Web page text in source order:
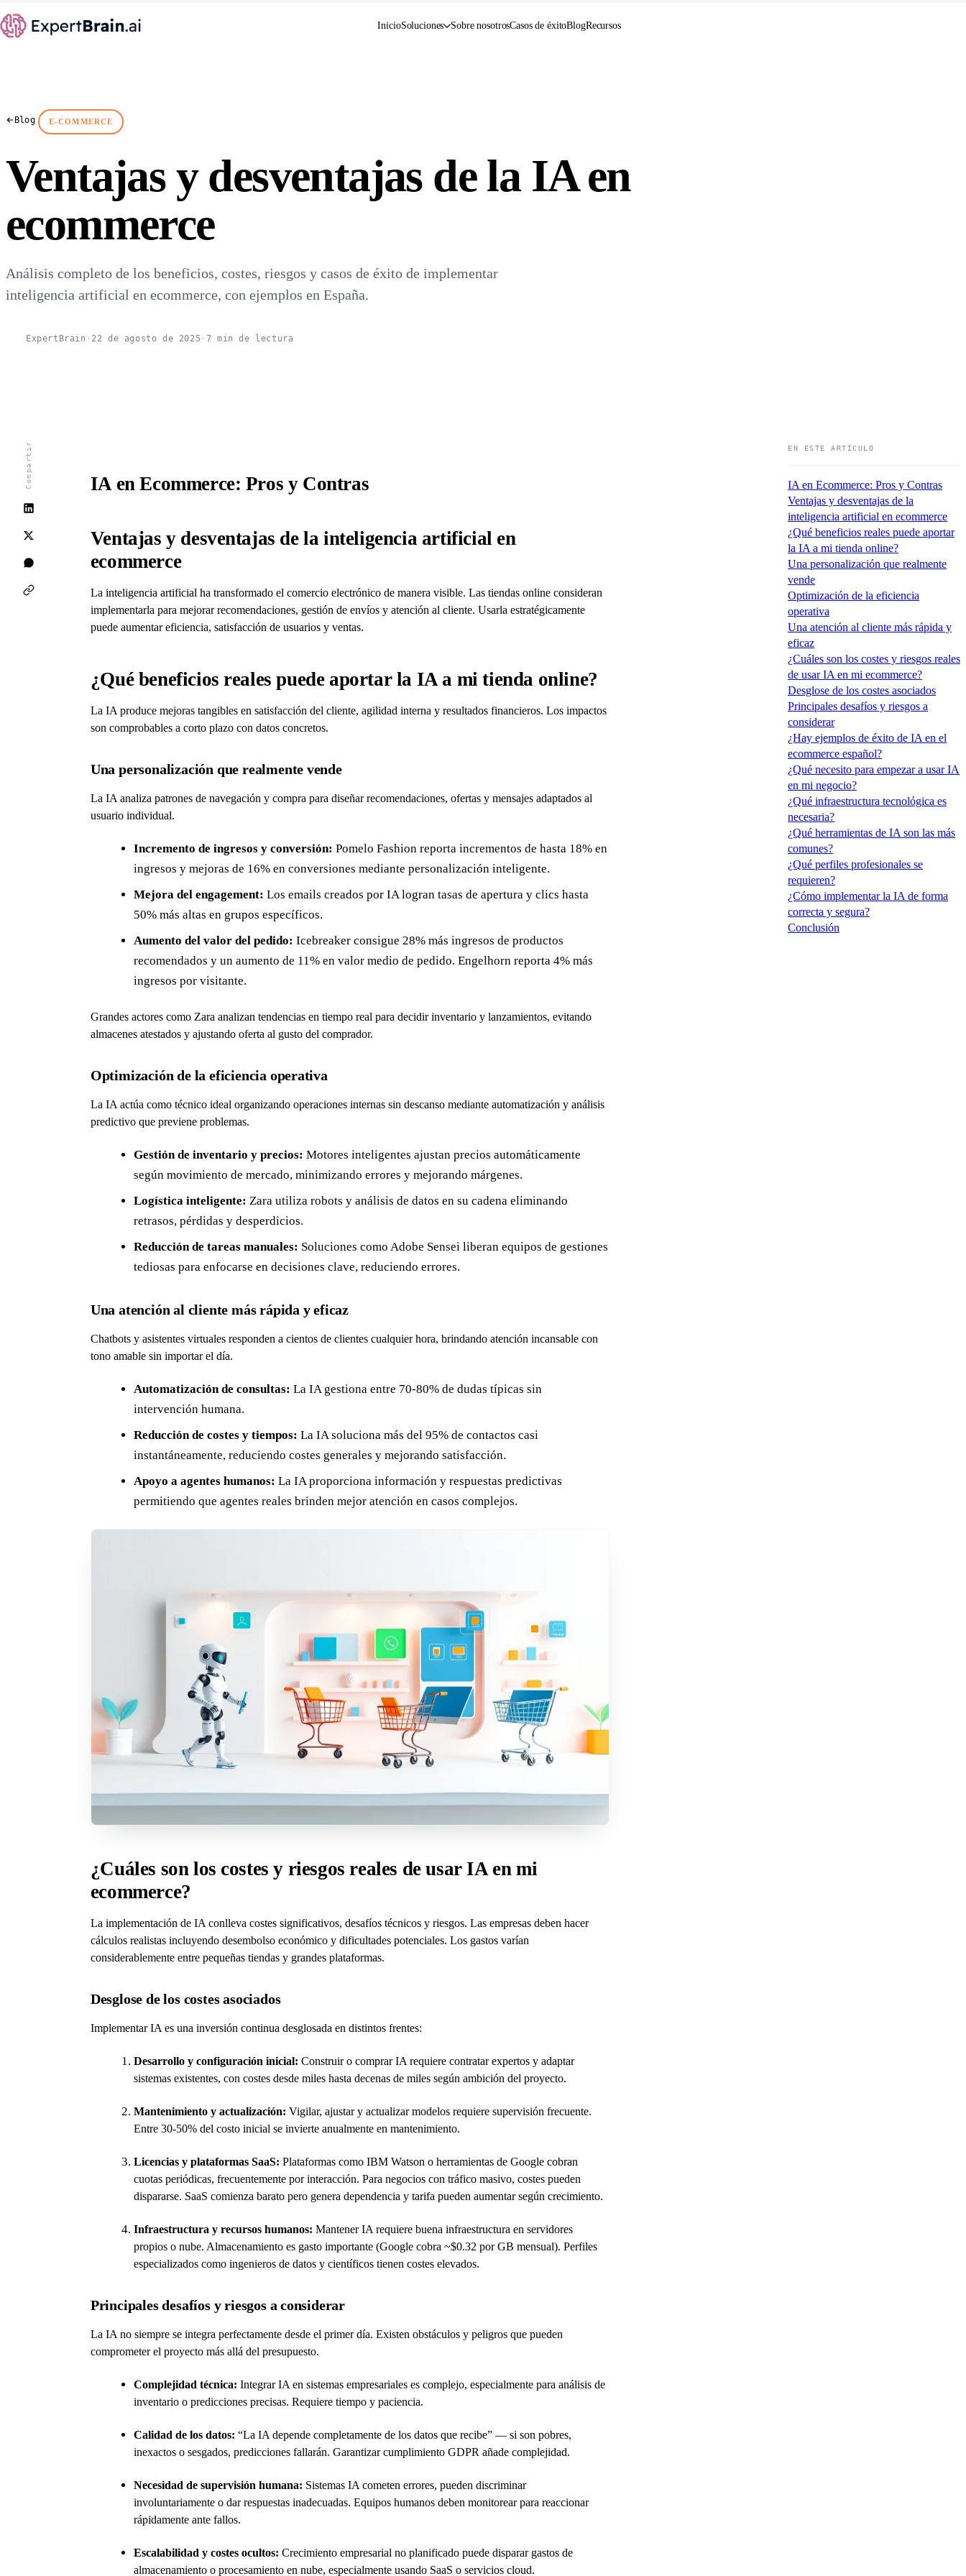
InicioSoluciones Sobre nosotrosCasos de éxitoBlogRecursos
Blog E-COMMERCE
Ventajas y desventajas de la IA en
ecommerce
Análisis completo de los beneficios, costes, riesgos y casos de éxito de implementar
inteligencia artificial en ecommerce, con ejemplos en España.
ExpertBrain · 22 de agosto de 2025 · 7 min de lectura
Compartir IA en Ecommerce: Pros y Contras
Ventajas y desventajas de la inteligencia artificial en
ecommerce
La inteligencia artificial ha transformado el comercio electrónico de manera visible. Las tiendas online consideran
implementarla para mejorar recomendaciones, gestión de envíos y atención al cliente. Usarla estratégicamente
puede aumentar eficiencia, satisfacción de usuarios y ventas.
¿Qué beneficios reales puede aportar la IA a mi tienda online?
La IA produce mejoras tangibles en satisfacción del cliente, agilidad interna y resultados financieros. Los impactos
son comprobables a corto plazo con datos concretos.
Una personalización que realmente vende
La IA analiza patrones de navegación y compra para diseñar recomendaciones, ofertas y mensajes adaptados al
usuario individual.
Incremento de ingresos y conversión: Pomelo Fashion reporta incrementos de hasta 18% en
ingresos y mejoras de 16% en conversiones mediante personalización inteligente.
Mejora del engagement: Los emails creados por IA logran tasas de apertura y clics hasta
50% más altas en grupos específicos.
Aumento del valor del pedido: Icebreaker consigue 28% más ingresos de productos
recomendados y un aumento de 11% en valor medio de pedido. Engelhorn reporta 4% más
ingresos por visitante.
Grandes actores como Zara analizan tendencias en tiempo real para decidir inventario y lanzamientos, evitando
almacenes atestados y ajustando oferta al gusto del comprador.
Optimización de la eficiencia operativa
La IA actúa como técnico ideal organizando operaciones internas sin descanso mediante automatización y análisis
predictivo que previene problemas.
Gestión de inventario y precios: Motores inteligentes ajustan precios automáticamente
según movimiento de mercado, minimizando errores y mejorando márgenes.
Logística inteligente: Zara utiliza robots y análisis de datos en su cadena eliminando
retrasos, pérdidas y desperdicios.
Reducción de tareas manuales: Soluciones como Adobe Sensei liberan equipos de gestiones
tediosas para enfocarse en decisiones clave, reduciendo errores.
Una atención al cliente más rápida y eficaz
Chatbots y asistentes virtuales responden a cientos de clientes cualquier hora, brindando atención incansable con
tono amable sin importar el día.
Automatización de consultas: La IA gestiona entre 70-80% de dudas típicas sin
intervención humana.
Reducción de costes y tiempos: La IA soluciona más del 95% de contactos casi
instantáneamente, reduciendo costes generales y mejorando satisfacción.
Apoyo a agentes humanos: La IA proporciona información y respuestas predictivas
permitiendo que agentes reales brinden mejor atención en casos complejos.
¿Cuáles son los costes y riesgos reales de usar IA en mi
ecommerce?
La implementación de IA conlleva costes significativos, desafíos técnicos y riesgos. Las empresas deben hacer
cálculos realistas incluyendo desembolso económico y dificultades potenciales. Los gastos varían
considerablemente entre pequeñas tiendas y grandes plataformas.
Desglose de los costes asociados
Implementar IA es una inversión continua desglosada en distintos frentes:
Desarrollo y configuración inicial: Construir o comprar IA requiere contratar expertos y adaptar
sistemas existentes, con costes desde miles hasta decenas de miles según ambición del proyecto.
Mantenimiento y actualización: Vigilar, ajustar y actualizar modelos requiere supervisión frecuente.
Entre 30-50% del costo inicial se invierte anualmente en mantenimiento.
Licencias y plataformas SaaS: Plataformas como IBM Watson o herramientas de Google cobran
cuotas periódicas, frecuentemente por interacción. Para negocios con tráfico masivo, costes pueden
dispararse. SaaS comienza barato pero genera dependencia y tarifa pueden aumentar según crecimiento.
Infraestructura y recursos humanos: Mantener IA requiere buena infraestructura en servidores
propios o nube. Almacenamiento es gasto importante (Google cobra ~$0.32 por GB mensual). Perfiles
especializados como ingenieros de datos y científicos tienen costes elevados.
Principales desafíos y riesgos a considerar
La IA no siempre se integra perfectamente desde el primer día. Existen obstáculos y peligros que pueden
comprometer el proyecto más allá del presupuesto.
Complejidad técnica: Integrar IA en sistemas empresariales es complejo, especialmente para análisis de
inventario o predicciones precisas. Requiere tiempo y paciencia.
Calidad de los datos: “La IA depende completamente de los datos que recibe” — si son pobres,
inexactos o sesgados, predicciones fallarán. Garantizar cumplimiento GDPR añade complejidad.
Necesidad de supervisión humana: Sistemas IA cometen errores, pueden discriminar
involuntariamente o dar respuestas inadecuadas. Equipos humanos deben monitorear para reaccionar
rápidamente ante fallos.
Escalabilidad y costes ocultos: Crecimiento empresarial no planificado puede disparar gastos de
almacenamiento o procesamiento en nube, especialmente usando SaaS o servicios cloud.
EN ESTE ARTÍCULO
IA en Ecommerce: Pros y Contras
Ventajas y desventajas de la
inteligencia artificial en ecommerce
¿Qué beneficios reales puede aportar
la IA a mi tienda online?
Una personalización que realmente
vende
Optimización de la eficiencia
operativa
Una atención al cliente más rápida y
eficaz
¿Cuáles son los costes y riesgos reales
de usar IA en mi ecommerce?
Desglose de los costes asociados
Principales desafíos y riesgos a
considerar
¿Hay ejemplos de éxito de IA en el
ecommerce español?
¿Qué necesito para empezar a usar IA
en mi negocio?
¿Qué infraestructura tecnológica es
necesaria?
¿Qué herramientas de IA son las más
comunes?
¿Qué perfiles profesionales se
requieren?
¿Cómo implementar la IA de forma
correcta y segura?
Conclusión